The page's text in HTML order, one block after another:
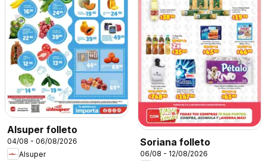
Alsuper folleto
04/08 - 06/08/2026
Alsuper
Soriana folleto
06/08 - 12/08/2026